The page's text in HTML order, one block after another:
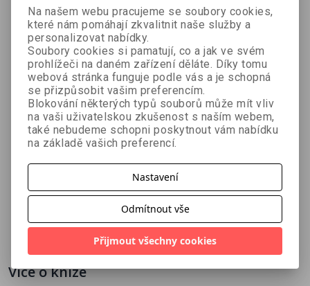
(nejen) hokejová vášeň.
Mohlo by se Vám líbit:
e-kniha
323 Kč 359 Kč
Spalující
+ e-kniha
Rachel Reid
542 Kč 678 Kč 296 Kč 329 Kč
Více o knize
Na našem webu pracujeme se soubory cookies,
které nám pomáhají zkvalitnit naše služby a
personalizovat nabídky.
Soubory cookies si pamatují, co a jak ve svém
prohlížeči na daném zařízení děláte. Díky tomu
webová stránka funguje podle vás a je schopná
se přizpůsobit vašim preferencím.
Blokování některých typů souborů může mít vliv
na vaši uživatelskou zkušenost s naším webem,
také nebudeme schopni poskytnout vám nabídku
na základě vašich preferencí.
Nastavení
Odmítnout vše
Přijmout všechny cookies